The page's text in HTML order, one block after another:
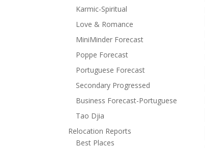
Karmic-Spiritual
Love & Romance
MiniMinder Forecast
Poppe Forecast
Portuguese Forecast
Secondary Progressed
Business Forecast-Portuguese
Tao Djia
Relocation Reports
Best Places